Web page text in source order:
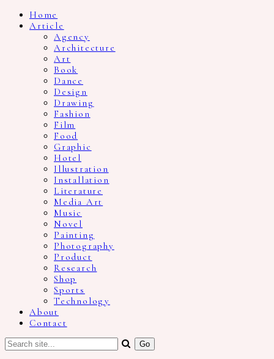
Home
Article
Agency
Architecture
Art
Book
Dance
Design
Drawing
Fashion
Film
Food
Graphic
Hotel
Illustration
Installation
Literature
Media Art
Music
Novel
Painting
Photography
Product
Research
Shop
Sports
Technology
About
Contact